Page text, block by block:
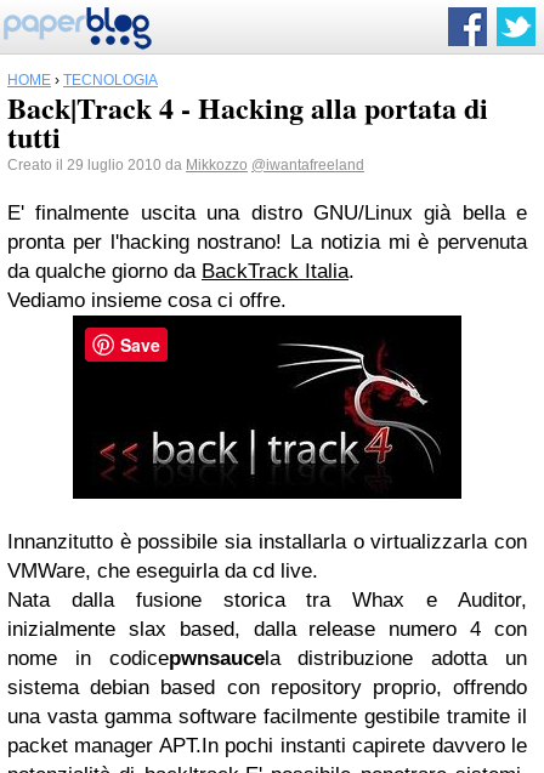
HOME › TECNOLOGIA
Back|Track 4 - Hacking alla portata di
tutti
Creato il 29 luglio 2010 da Mikkozzo @iwantafreeland
E' finalmente uscita una distro GNU/Linux già bella e
pronta per l'hacking nostrano! La notizia mi è pervenuta
da qualche giorno da BackTrack Italia.
Vediamo insieme cosa ci offre.
Innanzitutto è possibile sia installarla o virtualizzarla con
VMWare, che eseguirla da cd live.
Nata dalla fusione storica tra Whax e Auditor,
inizialmente slax based, dalla release numero 4 con
nome in codicepwnsaucela distribuzione adotta un
sistema debian based con repository proprio, offrendo
una vasta gamma software facilmente gestibile tramite il
packet manager APT.In pochi instanti capirete davvero le
Save